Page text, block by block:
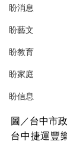
盼消息
盼藝文
盼教育
盼家庭
盼信息
圖／台中市
台中捷運豐